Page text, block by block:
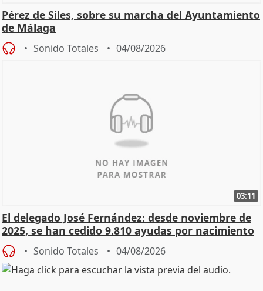
Pérez de Siles, sobre su marcha del Ayuntamiento
de Málaga
Sonido Totales 04/08/2026
03:11
El delegado José Fernández: desde noviembre de
2025, se han cedido 9.810 ayudas por nacimiento
Sonido Totales 04/08/2026